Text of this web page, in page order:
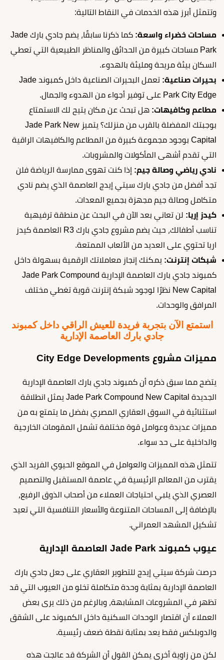
وتتمثل أبرز هذه الخدمات في النقاط التالية:
مساحات خضراء واسعة:
كما ذكرنا سابقًا، يضم جادي بارك Jade
Park مساحات كبيرة من الحدائق والمناظر الطبيعية التي تعطي
السكان بيئة مريحة ومليئة بالهدوء.
بحيرات صناعية:
تعمل البحيرات الصناعية داخل كمبوند Jade
Park City Edge على توفير أجواء من الهدوء والجمال.
مطاعم وكافيهات: هل تبحث عن مكان يتيح لك الاستمتاع
بوجبتك المفضلة بالقرب من منزلك؟ يتميز Jade Park New
Capital بوجود مجموعة كبيرة من المطاعم والكافيهات الراقية
التي تقدم أشهى المأكولات والمشروبات.
نادي رياضي وصالة جيم: إذا كنت تهوى ممارسة الرياضة فلن
تجد أفضل من جادي بارك سيتي إيدج العاصمة الذي يضم نادي
متكامل وصالة جيم مجهزة بجميع المعدات.
كيدز إريا: لن تعاني بعد الآن في البحث عن منطقة ترفيهية
تناسب أطفالك، حيث يضم مشروع جادي بارك R3 العاصمة كيدز
اريا تحتوي على العديد من الألعاب الممتعة.
شبكات إنترنت: يمكنك إنجاز معاملاتك الرقمية بسهولة داخل
كمبوند جادي بارك العاصمة الإدارية Jade Park Compound
New Capital نظرًا لوجود شبكة إنترنت قوية تغطي مختلف
المرافق والوحدات.
استمتع الآن بتجربة فريدة للعيش الراقي داخل كمبوند
جادي بارك العاصمة الإدارية
مميزات مشروع City Edge Developments
يتضح مما سبق ذكره أن كمبوند جادي بارك العاصمة الإدارية
الجديدة Jade Park Compound New Capital يمثل انطلاقة
استثنائية في السوق العقاري المصري بفضل ما يتمتع به من
مميزات عديدة وعوامل قوة مختلفة تشمل المقومات الخارجية
والداخلية على حد سواء.
تتمثل هذه المميزات والعوامل في الموقع الحيوي الفريد الذي
يقترب من المعالم الرئيسية في عاصمة المستقبل والتصميم
العصري الذي يلبي احتياجات العملاء من أصحاب الذوق الرفيع،
بالإضافة إلى المساحات المتنوعة والأسعار التنافسية التي تعيد
تشكيل المشهد العمراني.
عيوب كمبوند Jade Park العاصمة الإدارية
حرصت شركة سيتي إيدج للتطوير العقاري على جعل جادي بارك
العاصمة الإدارية بمثابة وحدة متكاملة تخلو من العيوب التي قد
تظهر في المشروعات المشابهة، وبالرغم من ذلك يرى بعض
العملاء أن اقتصار الوحدات السكنية داخل الكمبوند على الشقق
والدوبلكس فقط يعد بمثابة نقطة ضعف رئيسية.
لكن من زاوية أخرى يمكن القول أن الشركة قد عالجت هذه